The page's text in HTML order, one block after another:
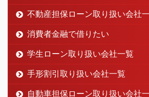
不動産担保ローン取り扱い会社
消費者金融で借りたい
学生ローン取り扱い会社一覧
手形割引取り扱い会社一覧
自動車担保ローン取り扱い会社